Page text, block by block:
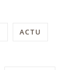
ACTU